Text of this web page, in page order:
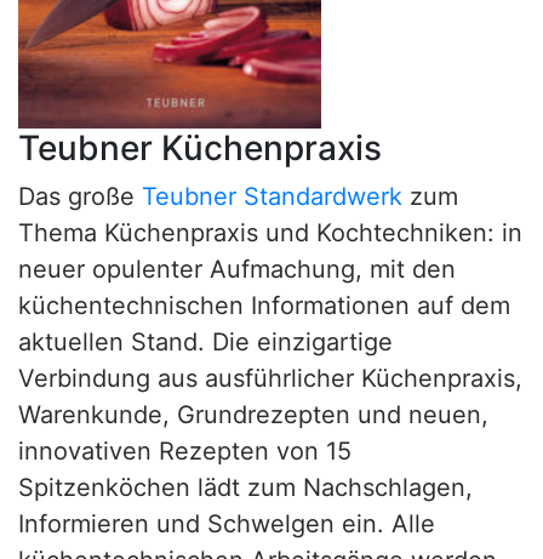
Teubner Küchenpraxis
Das große Teubner Standardwerk zum
Thema Küchenpraxis und Kochtechniken: in
neuer opulenter Aufmachung, mit den
küchentechnischen Informationen auf dem
aktuellen Stand. Die einzigartige
Verbindung aus ausführlicher Küchenpraxis,
Warenkunde, Grundrezepten und neuen,
innovativen Rezepten von 15
Spitzenköchen lädt zum Nachschlagen,
Informieren und Schwelgen ein. Alle